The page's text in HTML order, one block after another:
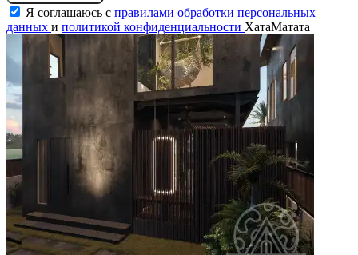
Я соглашаюсь с правилами обработки персональных
данных и политикой конфиденциальности ХатаМатата